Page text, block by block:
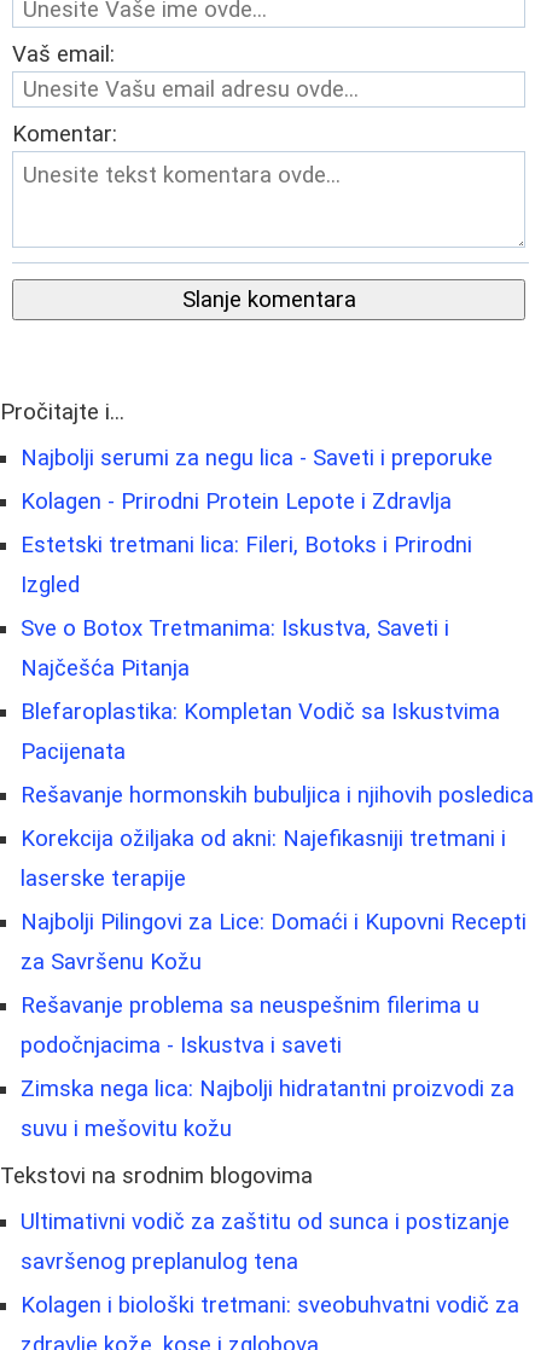
Vaš email:
Komentar:
Slanje komentara
Pročitajte i...
Najbolji serumi za negu lica - Saveti i preporuke
Kolagen - Prirodni Protein Lepote i Zdravlja
Estetski tretmani lica: Fileri, Botoks i Prirodni
Izgled
Sve o Botox Tretmanima: Iskustva, Saveti i
Najčešća Pitanja
Blefaroplastika: Kompletan Vodič sa Iskustvima
Pacijenata
Rešavanje hormonskih bubuljica i njihovih posledica
Korekcija ožiljaka od akni: Najefikasniji tretmani i
laserske terapije
Najbolji Pilingovi za Lice: Domaći i Kupovni Recepti
za Savršenu Kožu
Rešavanje problema sa neuspešnim filerima u
podočnjacima - Iskustva i saveti
Zimska nega lica: Najbolji hidratantni proizvodi za
suvu i mešovitu kožu
Tekstovi na srodnim blogovima
Ultimativni vodič za zaštitu od sunca i postizanje
savršenog preplanulog tena
Kolagen i biološki tretmani: sveobuhvatni vodič za